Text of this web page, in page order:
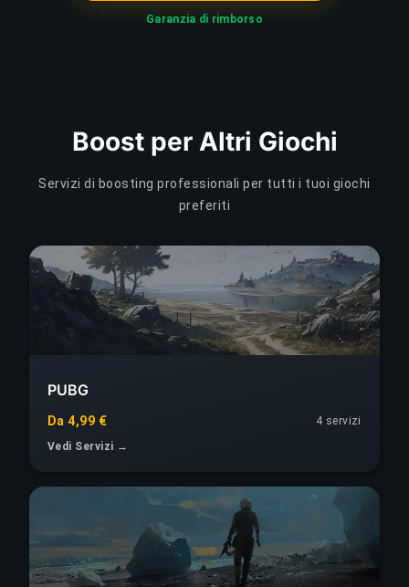
Garanzia di rimborso
Boost per Altri Giochi
Servizi di boosting professionali per tutti i tuoi giochi
preferiti
PUBG
Da 4,99 €
4 servizi
Vedi Servizi →